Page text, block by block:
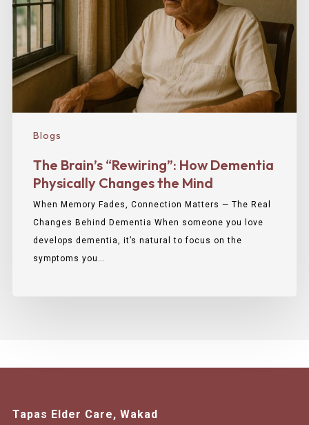
Blogs
The Brain’s “Rewiring”: How Dementia
Physically Changes the Mind
When Memory Fades, Connection Matters — The Real
Changes Behind Dementia When someone you love
develops dementia, it’s natural to focus on the
symptoms you…
Tapas Elder Care, Wakad